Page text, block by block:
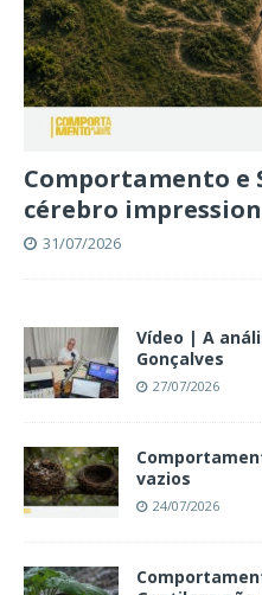
Comportamento e
cérebro
31/07/2026
Vídeo | A
Gonçalves
27/07/2026
vazios
24/07/2026